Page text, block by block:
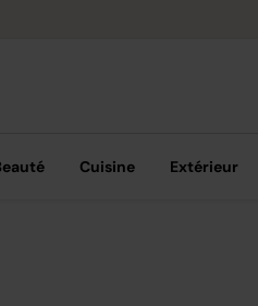
Cuisine Extérieur